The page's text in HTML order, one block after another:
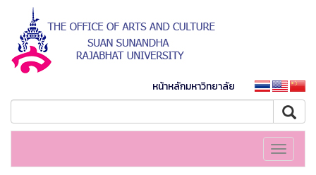
หน้าหลักมหาวิทยาลัย
Toggle